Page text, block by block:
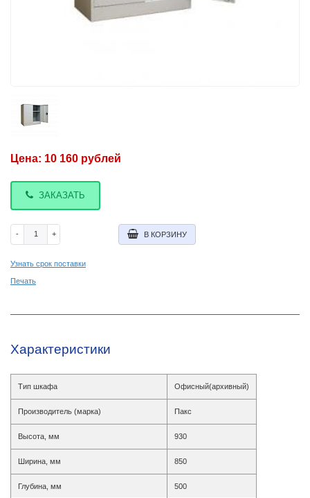
Цена: 10 160 рублей
ЗАКАЗАТЬ
- + В КОРЗИНУ
Узнать срок поставки
Печать
Характеристики
Тип шкафа Офисный(архивный)
Производитель (марка) Пакс
Высота, мм 930
Ширина, мм 850
Глубина, мм 500